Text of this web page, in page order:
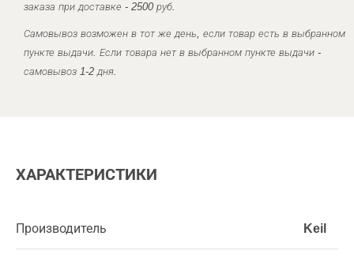
заказа при доставке - 2500 руб.
Самовывоз возможен в тот же день, если товар есть в выбранном
пункте выдачи. Если товара нет в выбранном пункте выдачи -
самовывоз 1-2 дня.
ХАРАКТЕРИСТИКИ
Производитель Keil